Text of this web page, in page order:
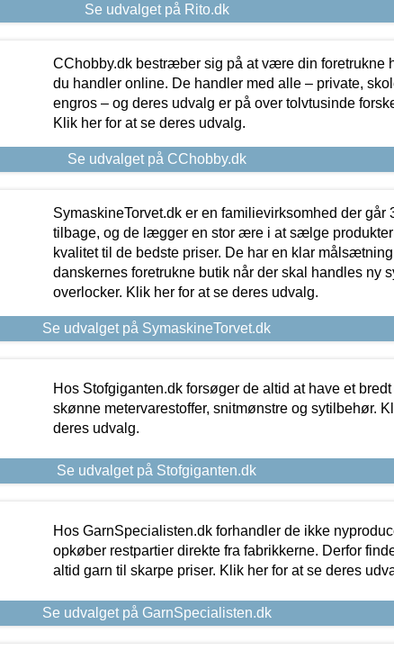
Se udvalget på Rito.dk
CChobby.dk bestræber sig på at være din foretrukne
du handler online. De handler med alle – private,
engros – og deres udvalg er på over tolvtusinde
Klik her for at se deres udvalg.
Se udvalget på CChobby.dk
SymaskineTorvet.dk er en familievirksomhed der går
tilbage, og de lægger en stor ære i at sælge
kvalitet til de bedste priser. De har en klar
danskernes foretrukne butik når der skal handles ny
overlocker. Klik her for at se deres udvalg.
Se udvalget på SymaskineTorvet.dk
Hos Stofgiganten.dk forsøger de altid at have et
skønne metervarestoffer, snitmønstre og sytilbehør.
deres udvalg.
Se udvalget på Stofgiganten.dk
Hos GarnSpecialisten.dk forhandler de ikke
opkøber restpartier direkte fra fabrikkerne. Derfor
altid garn til skarpe priser. Klik her for at se deres
Se udvalget på GarnSpecialisten.dk